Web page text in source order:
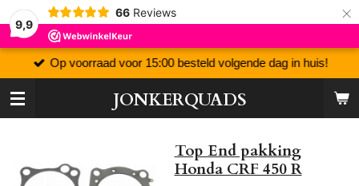
9,9
66 Reviews ×
JONKERQUADS
Op voorraad voor 15:00 besteld volgende dag in huis!
Top End pakking
Honda CRF 450 R